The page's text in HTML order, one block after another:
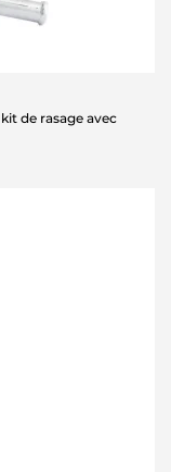
de rasage avec